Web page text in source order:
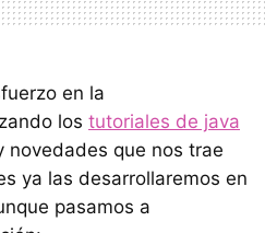
en la
los tutoriales de java
novedades que nos trae
ya las desarrollaremos en
pasamos a